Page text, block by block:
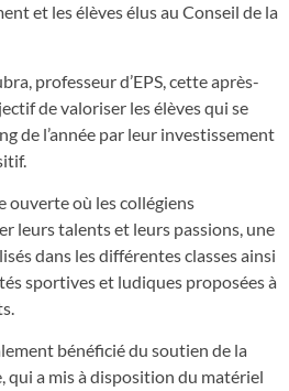
et les élèves élus au Conseil de la
professeur d’EPS, cette après-
de valoriser les élèves qui se
de l’année par leur investissement
ouverte où les collégiens
leurs talents et leurs passions, une
dans les différentes classes ainsi
sportives et ludiques proposées à
bénéficié du soutien de la
qui a mis à disposition du matériel